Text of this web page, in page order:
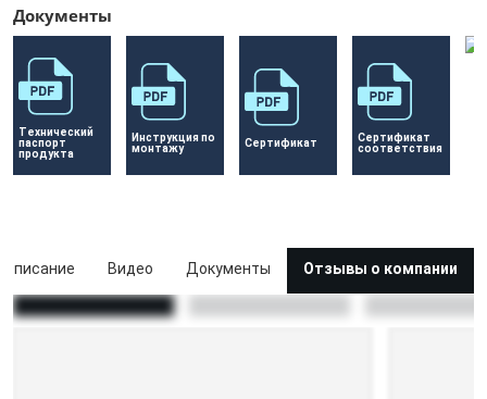
Документы
Технический
паспорт
продукта
Инструкция по
монтажу
Сертификат
Сертификат
соответствия
Описание Видео Документы Отзывы о компании